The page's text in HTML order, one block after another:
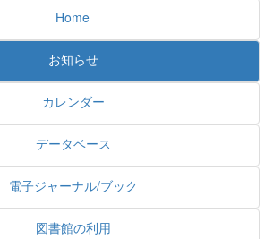
Home
お知らせ
カレンダー
データベース
電子ジャーナル/ブック
図書館の利用